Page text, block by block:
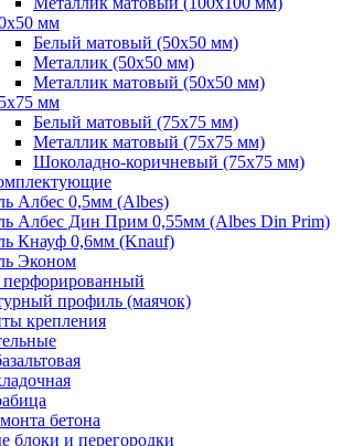
мм
Белый матовый (50х50 мм)
Металлик (50х50 мм)
Металлик матовый (50х50 мм)
мм
Белый матовый (75х75 мм)
Металлик матовый (75х75 мм)
Шоколадно-коричневый (75х75 мм)
Албес 0,5мм (Albes)
Албес Дин Прим 0,55мм (Albes Din Prim)
Кнауф 0,6мм (Knauf)
Эконом
перфорированный
профиль (маячок)
крепления
бетона
блоки и перегородки